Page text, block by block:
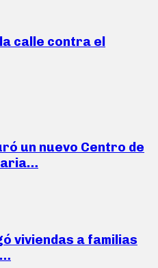
calle contra el
un nuevo Centro de
viviendas a familias